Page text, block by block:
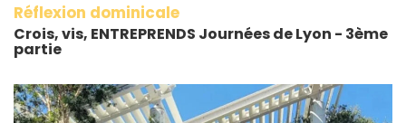
Réflexion dominicale
Crois, vis, ENTREPRENDS Journées de Lyon - 3ème
partie